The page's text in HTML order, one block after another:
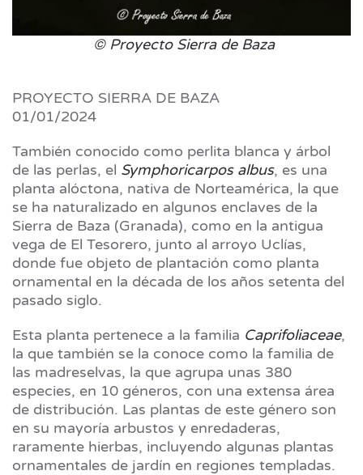
© Proyecto Sierra de Baza
PROYECTO SIERRA DE BAZA
01/01/2024
También conocido como perlita blanca y árbol
de las perlas, el Symphoricarpos albus, es una
planta alóctona, nativa de Norteamérica, la que
se ha naturalizado en algunos enclaves de la
Sierra de Baza (Granada), como en la antigua
vega de El Tesorero, junto al arroyo Uclías,
donde fue objeto de plantación como planta
ornamental en la década de los años setenta del
pasado siglo.
Esta planta pertenece a la familia Caprifoliaceae, ​
la que también se la conoce como la familia de
las madreselvas, la que agrupa unas 380
especies, en 10 géneros, con una extensa área
de distribución. Las plantas de este género son
en su mayoría arbustos y enredaderas,
raramente hierbas, incluyendo algunas plantas
ornamentales de jardín en regiones templadas.